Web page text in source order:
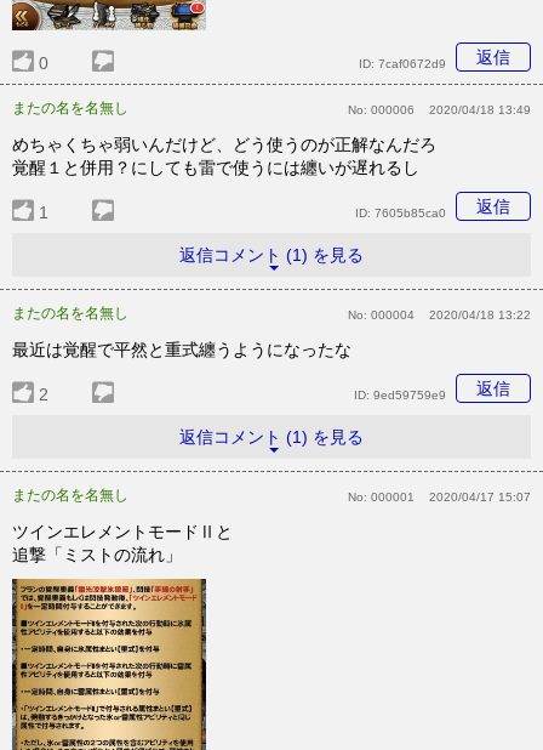
0 返信
ID: 7caf0672d9
またの名を名無し No: 000006 2020/04/18 13:49
めちゃくちゃ弱いんだけど、どう使うのが正解なんだろ
覚醒１と併用？にしても雷で使うには纏いが遅れるし
1 返信
ID: 7605b85ca0
返信コメント (1) を見る
またの名を名無し No: 000004 2020/04/18 13:22
最近は覚醒で平然と重式纏うようになったな
2 返信
ID: 9ed59759e9
返信コメント (1) を見る
またの名を名無し No: 000001 2020/04/17 15:07
ツインエレメントモードⅡと
追撃「ミストの流れ」